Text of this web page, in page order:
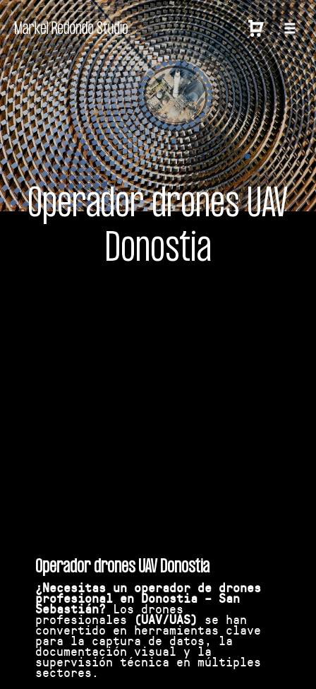
Operador drones UAV
Donostia
Operador drones UAV Donostia
¿Necesitas un operador de drones
profesional en Donostia – San
Sebastián?Los drones
profesionales (UAV/UAS) se han
convertido en herramientas clave
para la captura de datos, la
documentación visual y la
supervisión técnica en múltiples
sectores.